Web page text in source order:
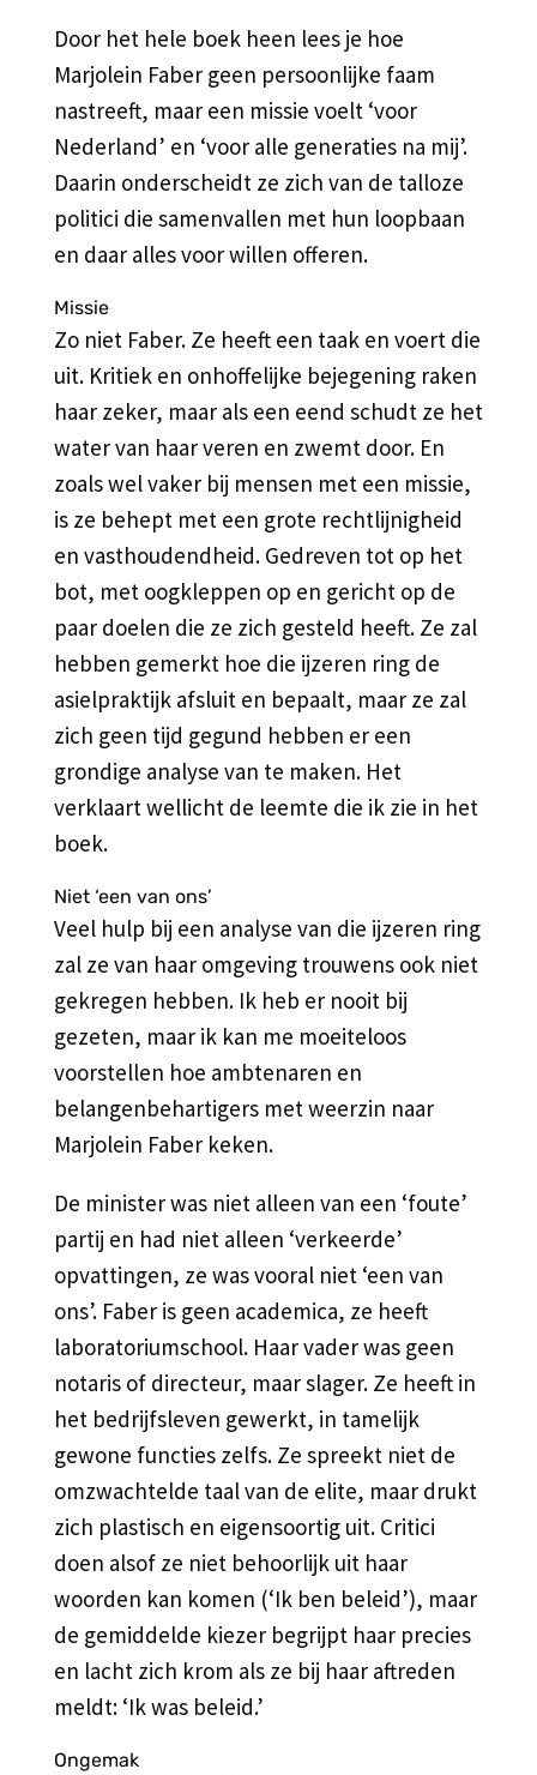
Door het hele boek heen lees je hoe
Marjolein Faber geen persoonlijke faam
nastreeft, maar een missie voelt ‘voor
Nederland’ en ‘voor alle generaties na mij’.
Daarin onderscheidt ze zich van de talloze
politici die samenvallen met hun loopbaan
en daar alles voor willen offeren.
Missie
Zo niet Faber. Ze heeft een taak en voert die
uit. Kritiek en onhoffelijke bejegening raken
haar zeker, maar als een eend schudt ze het
water van haar veren en zwemt door. En
zoals wel vaker bij mensen met een missie,
is ze behept met een grote rechtlijnigheid
en vasthoudendheid. Gedreven tot op het
bot, met oogkleppen op en gericht op de
paar doelen die ze zich gesteld heeft. Ze zal
hebben gemerkt hoe die ijzeren ring de
asielpraktijk afsluit en bepaalt, maar ze zal
zich geen tijd gegund hebben er een
grondige analyse van te maken. Het
verklaart wellicht de leemte die ik zie in het
boek.
Niet ‘een van ons’
Veel hulp bij een analyse van die ijzeren ring
zal ze van haar omgeving trouwens ook niet
gekregen hebben. Ik heb er nooit bij
gezeten, maar ik kan me moeiteloos
voorstellen hoe ambtenaren en
belangenbehartigers met weerzin naar
Marjolein Faber keken.
De minister was niet alleen van een ‘foute’
partij en had niet alleen ‘verkeerde’
opvattingen, ze was vooral niet ‘een van
ons’. Faber is geen academica, ze heeft
laboratoriumschool. Haar vader was geen
notaris of directeur, maar slager. Ze heeft in
het bedrijfsleven gewerkt, in tamelijk
gewone functies zelfs. Ze spreekt niet de
omzwachtelde taal van de elite, maar drukt
zich plastisch en eigensoortig uit. Critici
doen alsof ze niet behoorlijk uit haar
woorden kan komen (‘Ik ben beleid’), maar
de gemiddelde kiezer begrijpt haar precies
en lacht zich krom als ze bij haar aftreden
meldt: ‘Ik was beleid.’
Ongemak